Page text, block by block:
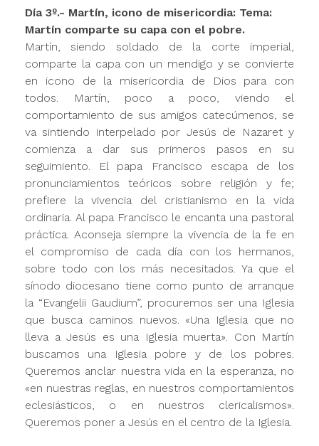
Día 3º.- Martín, icono de misericordia: Tema:
Martín comparte su capa con el pobre.
Martín, siendo soldado de la corte imperial,
comparte la capa con un mendigo y se convierte
en icono de la misericordia de Dios para con
todos. Martín, poco a poco, viendo el
comportamiento de sus amigos catecúmenos, se
va sintiendo interpelado por Jesús de Nazaret y
comienza a dar sus primeros pasos en su
seguimiento. El papa Francisco escapa de los
pronunciamientos teóricos sobre religión y fe;
prefiere la vivencia del cristianismo en la vida
ordinaria. Al papa Francisco le encanta una pastoral
práctica. Aconseja siempre la vivencia de la fe en
el compromiso de cada día con los hermanos,
sobre todo con los más necesitados. Ya que el
sínodo diocesano tiene como punto de arranque
la “Evangelii Gaudium”, procuremos ser una Iglesia
que busca caminos nuevos. «Una Iglesia que no
lleva a Jesús es una Iglesia muerta». Con Martín
buscamos una Iglesia pobre y de los pobres.
Queremos anclar nuestra vida en la esperanza, no
«en nuestras reglas, en nuestros comportamientos
eclesiásticos, o en nuestros clericalismos».
Queremos poner a Jesús en el centro de la Iglesia.